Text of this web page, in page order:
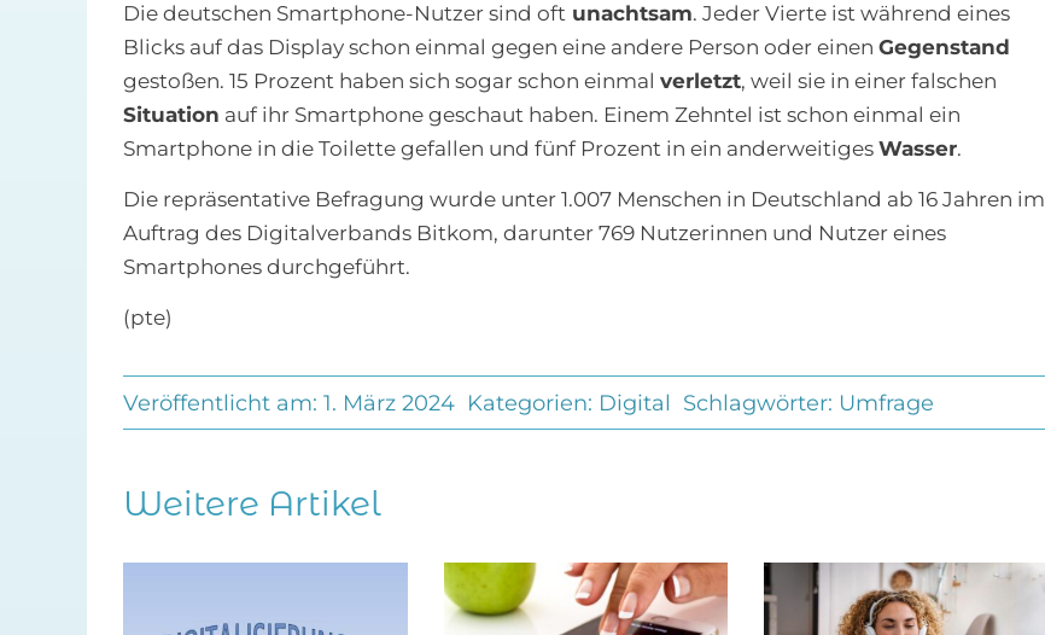
Die deutschen Smartphone-Nutzer sind oftunachtsam. Jeder Vierte ist während eines
Blicks auf das Display schon einmal gegen eine andere Person oder einen Gegenstand
gestoßen. 15 Prozent haben sich sogar schon einmal verletzt, weil sie in einer falschen
Situation auf ihr Smartphone geschaut haben. Einem Zehntel ist schon einmal ein
Smartphone in die Toilette gefallen und fünf Prozent in ein anderweitiges Wasser.
Die repräsentative Befragung wurde unter 1.007 Menschen in Deutschland ab 16 Jahren im
Auftrag des Digitalverbands Bitkom, darunter 769 Nutzerinnen und Nutzer eines
Smartphones durchgeführt.
(pte)
Veröffentlicht am: 1. März 2024 Kategorien: Digital Schlagwörter: Umfrage
Weitere Artikel